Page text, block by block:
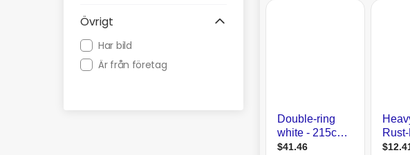
Övrigt
Har bild
Är från företag